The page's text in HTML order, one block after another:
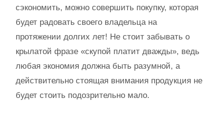
сэкономить, можно совершить покупку, которая
будет радовать своего владельца на
протяжении долгих лет! Не стоит забывать о
крылатой фразе «скупой платит дважды», ведь
любая экономия должна быть разумной, а
действительно стоящая внимания продукция не
будет стоить подозрительно мало.